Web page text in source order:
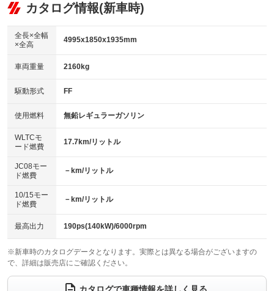
リフトアップ
：装備なし
：装備なし
パワーウィンドウ
アイドリングストップ
：装備あり
USB入力端子
：装備あり
100V電源
：装備あり
センターデフロック
：装備なし
電動格納ミラー
：装備あり
ビジュアル
：装備なし
：装備あり
革シート
キーレス
HID(キセノンライト)
：装備なし
バックカメラ
：装備あり
エアロ
：装備なし
：装備なし
パワーシート
ベンチシート
：装備なし
チップアップシート
：装備なし
：装備なし ：装備あり
ウォークスルー
：装備あり
電動リアゲート フロントカメラ
カタログ情報(新車時)
全長×全幅
×全高
4995x1850x1935mm
車両重量 2160kg
駆動形式 FF
使用燃料 無鉛レギュラーガソリン
WLTCモ
ード燃費
17.7km/リットル
JC08モー
ド燃費
－km/リットル
10/15モー
ド燃費
－km/リットル
最高出力 190ps(140kW)/6000rpm
※新車時のカタログデータとなります。実際とは異なる場合がございますの
で、詳細は販売店にご確認ください。